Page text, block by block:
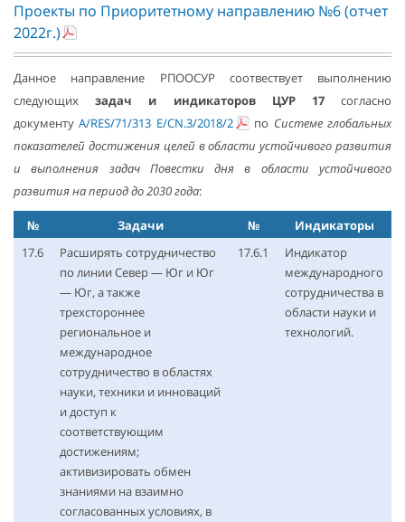
Проекты по Приоритетному направлению №6 (отчет
2022г.)
Данное направление РПООСУР соотвествует выполнению
следующихзадач и индикаторов ЦУР 17согласно
документуA/RES/71/313 E/CN.3/2018/2 по Системе глобальных
показателей достижения целей в области устойчивого развития
и выполнения задач Повестки дня в области устойчивого
развития на период до 2030 года:
№ Задачи №
Индикаторы
17.6
Расширять сотрудничество
по линии Север — Юг и Юг
— Юг, а также
трехстороннее
региональное и
международное
сотрудничество в областях
науки, техники и инноваций
и доступ к
соответствующим
достижениям;
активизировать обмен
знаниями на взаимно
согласованных условиях, в
17.6.1
Индикатор
международного
сотрудничества в
области науки и
технологий.